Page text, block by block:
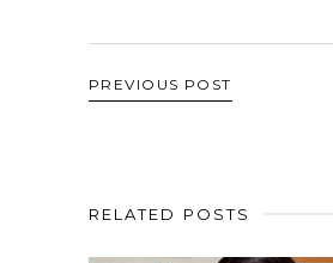
PREVIOUS POST
RELATED POSTS